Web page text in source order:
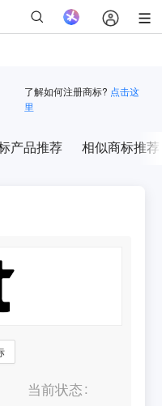
了解如何注册商标? 点击这
里
产品推荐 相似商标推荐
当前状态